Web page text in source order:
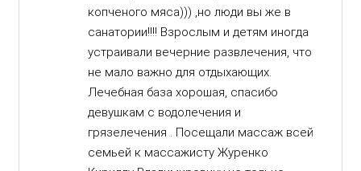
копченого мяса))) ,но люди вы же в
санатории!!!! Взрослым и детям иногда
устраивали вечерние развлечения, что
не мало важно для отдыхающих.
Лечебная база хорошая, спасибо
девушкам с водолечения и
грязелечения . Посещали массаж всей
семьей к массажисту Журенко